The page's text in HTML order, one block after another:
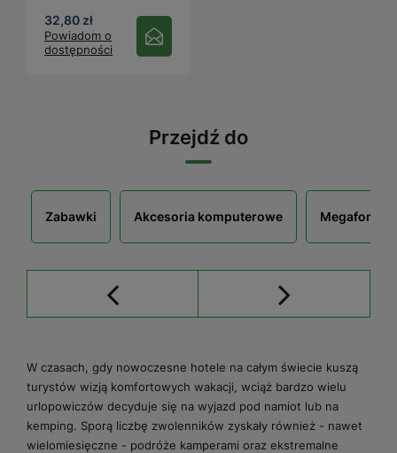
32,80 zł
Powiadom o
dostępności
Przejdź do
Zabawki Akcesoria komputerowe Megafony
W czasach, gdy nowoczesne hotele na całym świecie kuszą
turystów wizją komfortowych wakacji, wciąż bardzo wielu
urlopowiczów decyduje się na wyjazd pod namiot lub na
kemping. Sporą liczbę zwolenników zyskały również - nawet
wielomiesięczne - podróże kamperami oraz ekstremalne